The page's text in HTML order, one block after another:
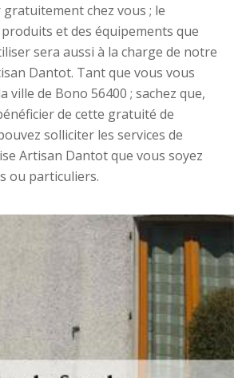
chez vous ; le
et des équipements que
sera aussi à la charge de notre
Dantot. Tant que vous vous
ville de Bono 56400 ; sachez que,
de cette gratuité de
solliciter les services de
Artisan Dantot que vous soyez
ou particuliers.